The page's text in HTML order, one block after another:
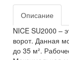
Описание
NICE SU2000 –
ворот. Данная
до 35 м².